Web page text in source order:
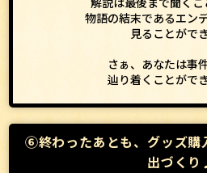
物語の結末であるエン
見ることができ
さぁ、あなたは事
辿り着くことがで
⑥終わったあとも、グッズ購
出づくり